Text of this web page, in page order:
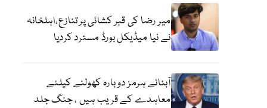
میر رضا کی قبر کشائی پر تنازع،اہلخانہ
نے نیا میڈیکل بورڈ مسترد کردیا
آبنائے ہرمز دوبارہ کھولنے کیلئے
معاہدے کے قریب ہیں ، جنگ جلد